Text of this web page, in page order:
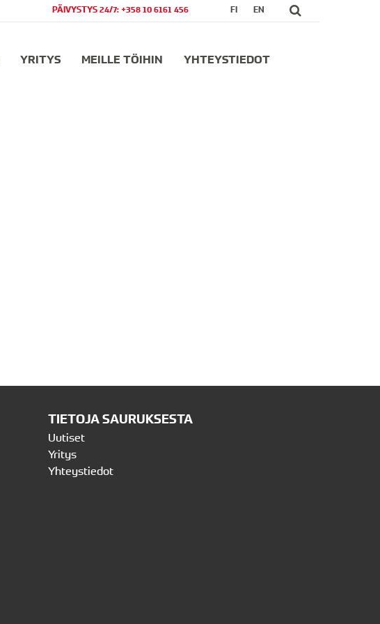
FI EN
PÄIVYSTYS 24/7: +358 10 6161 456
YRITYS MEILLE TÖIHIN YHTEYSTIEDOT
TIETOJA SAURUKSESTA
Uutiset
Yritys
Yhteystiedot